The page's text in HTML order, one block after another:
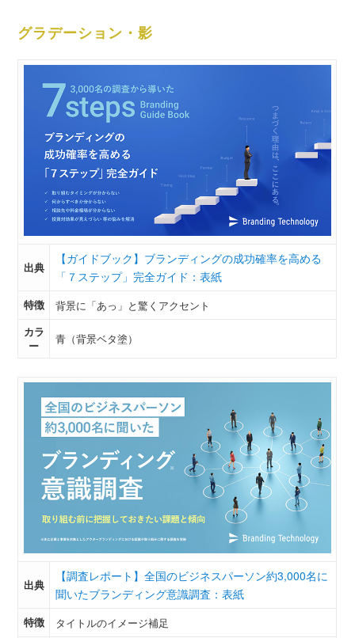
グラデーション・影
出典
【ガイドブック】ブランディングの成功確率を高める
「７ステップ」完全ガイド：表紙
特徴
背景に「あっ」と驚くアクセント
カラ
ー
青（背景ベタ塗）
出典
【調査レポート】全国のビジネスパーソン約3,000名に
聞いたブランディング意識調査：表紙
特徴 タイトルのイメージ補足